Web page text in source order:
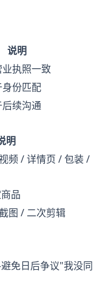
说明
业执照一致
身份匹配
续沟通
明
频 / 详情页 / 包装 /
品
图 / 二次剪辑
免日后争议"我没同